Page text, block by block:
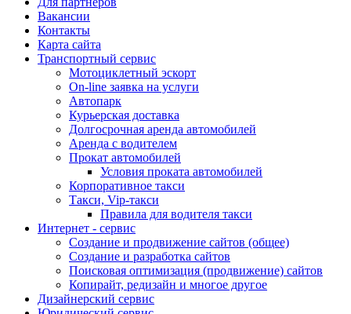
Вакансии
Контакты
Карта сайта
Транспортный сервис
Мотоциклетный эскорт
On-line заявка на услуги
Автопарк
Курьерская доставка
Долгосрочная аренда автомобилей
Аренда с водителем
Прокат автомобилей
Условия проката автомобилей
Корпоративное такси
Такси, Vip-такси
Правила для водителя такси
Интернет - сервис
Создание и продвижение сайтов (общее)
Создание и разработка сайтов
Поисковая оптимизация (продвижение) сайтов
Копирайт, редизайн и многое другое
Дизайнерский сервис